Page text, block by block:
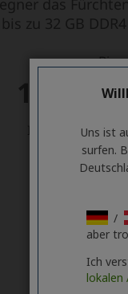
Uns ist
surfen.
/
aber
Ich
lokalen